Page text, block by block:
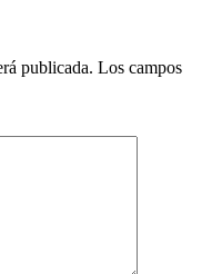
publicada. Los campos